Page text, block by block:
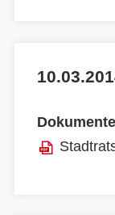
Dokumente